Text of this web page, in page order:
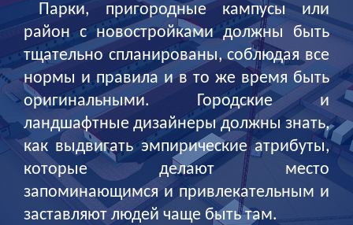
Парки, пригородные кампусы или
район с новостройками должны быть
тщательно спланированы, соблюдая все
нормы и правила и в то же время быть
оригинальными. Городские и
ландшафтные дизайнеры должны знать,
как выдвигать эмпирические атрибуты,
которые делают место
запоминающимся и привлекательным и
заставляют людей чаще быть там.